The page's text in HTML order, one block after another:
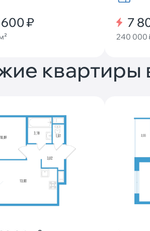
600 ₽ 7
240 000
квартиры